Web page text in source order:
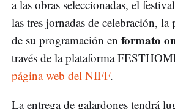
a las obras seleccionadas, el
las tres jornadas de celebración, la
de su programación en formato
través de la plataforma
página web del NIFF.
La entrega de galardones tendrá